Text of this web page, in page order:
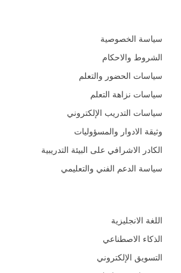
سياسة الخصوصية
الشروط والاحكام
سياسات الحضور والتعلم
سياسات نزاهة التعلم
سياسات التدريب الإلكتروني
وثيقة الادوار والمسؤوليات
الكادر الاشرافي على البيئة التدريبية
سياسة الدعم الفني والتعليمي
اللغة الانجليزية
الذكاء الاصطناعي
التسويق الإلكتروني